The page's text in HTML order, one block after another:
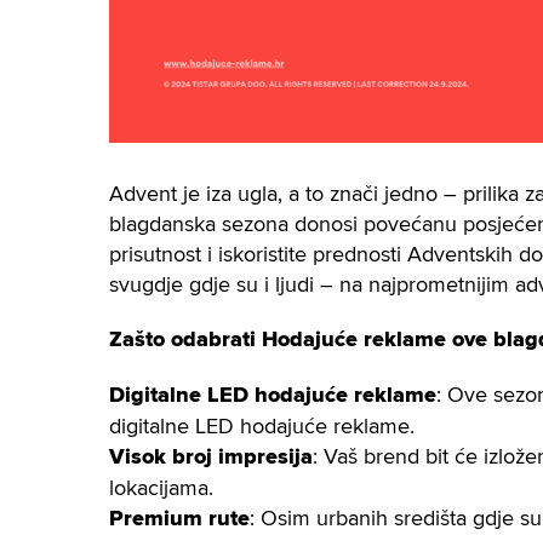
Advent je iza ugla, a to znači jedno – prilika
blagdanska sezona donosi povećanu
prisutnost i iskoristite prednosti Adventskih
svugdje gdje su i ljudi – na najprometnijim
Zašto odabrati Hodajuće reklame ove
Digitalne LED hodajuće reklame: Ove
digitalne LED hodajuće reklame.
Visok broj impresija: Vaš brend bit će
lokacijama.
Premium rute: Osim urbanih središta gdje